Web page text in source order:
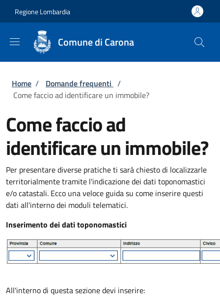
Regione Lombardia
Comune di Carona
Briciole di pane
Home / Domande frequenti /
Come faccio ad identificare un immobile?
Come faccio ad
identificare un immobile?
Per presentare diverse pratiche ti sarà chiesto di localizzarle
territorialmente tramite l'indicazione dei dati toponomastici
e/o catastali. Ecco una veloce guida su come inserire questi
dati all'interno dei moduli telematici.
Inserimento dei dati toponomastici
All'interno di questa sezione devi inserire: